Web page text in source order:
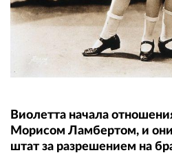
Виолетта начала
Морисом Ламбертом, и
штат за разрешением на